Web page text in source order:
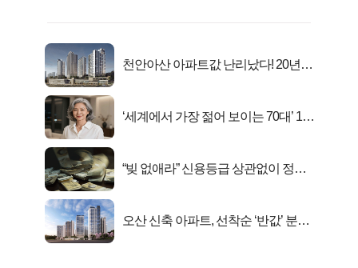
천안아산 아파트값 난리났다! 20년
‘세계에서 가장 젊어 보이는 70대’ 1위
“빚 없애라” 신용등급 상관없이 정부
오산 신축 아파트, 선착순 ‘반값’ 분양